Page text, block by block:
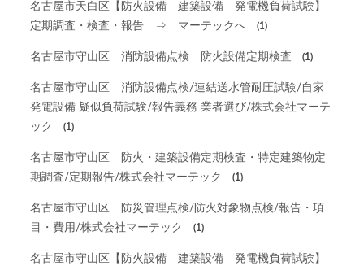
名古屋市天白区【防火設備 建築設備 発電機負荷試験】
定期調査・検査・報告 ⇒ マーテックへ
(1)
名古屋市守山区 消防設備点検 防火設備定期検査 (1)
名古屋市守山区 消防設備点検/連結送水管耐圧試験/自家
発電設備 疑似負荷試験/報告義務 業者選び/株式会社マーテ
ック
(1)
名古屋市守山区 防火・建築設備定期検査・特定建築物定
期調査/定期報告/株式会社マーテック
(1)
名古屋市守山区 防災管理点検/防火対象物点検/報告・項
目・費用/株式会社マーテック
(1)
名古屋市守山区【防火設備 建築設備 発電機負荷試験】